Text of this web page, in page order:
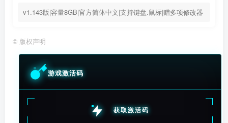
v1.143版|容量8GB|官方简体中文|支持键盘.鼠标|赠多项修改器
© 版权声明
游戏激活码
获取激活码